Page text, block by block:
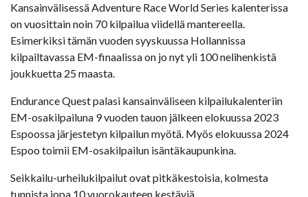
Kansainvälisessä Adventure Race World Series kalenterissa
on vuosittain noin 70 kilpailua viidellä mantereella.
Esimerkiksi tämän vuoden syyskuussa Hollannissa
kilpailtavassa EM-finaalissa on jo nyt yli 100 nelihenkistä
joukkuetta 25 maasta.
Endurance Quest palasi kansainväliseen kilpailukalenteriin
EM-osakilpailuna 9 vuoden tauon jälkeen elokuussa 2023
Espoossa järjestetyn kilpailun myötä. Myös elokuussa 2024
Espoo toimii EM-osakilpailun isäntäkaupunkina.
Seikkailu-urheilukilpailut ovat pitkäkestoisia, kolmesta
tunnista jopa 10 vuorokauteen kestäviä